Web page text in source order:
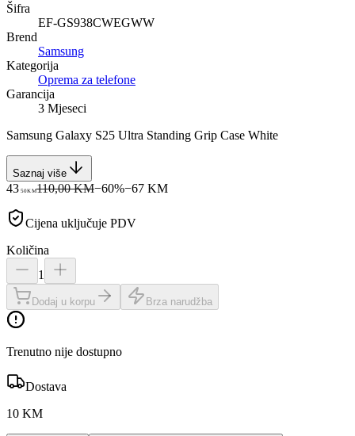
Šifra
EF-GS938CWEGWW
Brend
Samsung
Kategorija
Oprema za telefone
Garancija
3 Mjeseci
Samsung Galaxy S25 Ultra Standing Grip Case White
Saznaj više
43 50KM110,00 KM−60%−67KM
Cijena uključuje PDV
Količina
1
Dodaj u korpu Brza narudžba
Trenutno nije dostupno
Dostava
10 KM